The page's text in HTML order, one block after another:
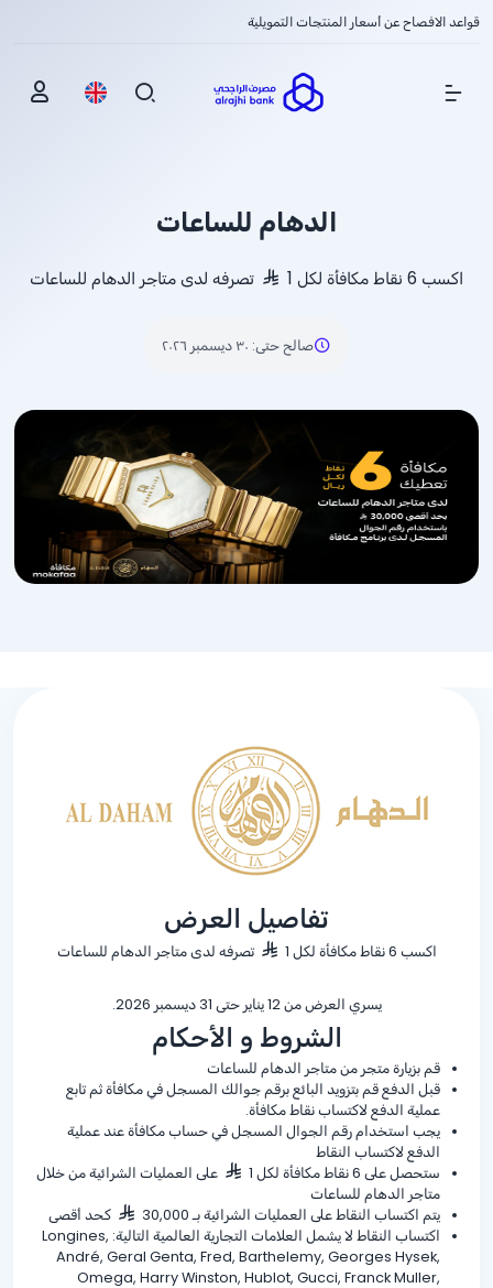
قواعد الافصاح عن أسعار المنتجات التمويلية
Show Menu
الدهام للساعات
اكسب 6 نقاط مكافأة لكل 1 تصرفه لدى متاجر الدهام للساعات
صالح حتى: ٣٠ ديسمبر ٢٠٢٦
تفاصيل العرض
اكسب 6 نقاط مكافأة لكل 1 تصرفه لدى متاجر الدهام للساعات
يسري العرض من 12 يناير حتى 31 ديسمبر 2026.
الشروط و الأحكام
قم بزيارة متجر من متاجر الدهام للساعات
قبل الدفع قم بتزويد البائع برقم جوالك المسجل في مكافأة ثم تابع
عملية الدفع لاكتساب نقاط مكافأة.
يجب استخدام رقم الجوال المسجل في حساب مكافأة عند عملية
الدفع لاكتساب النقاط
ستحصل على 6 نقاط مكافأة لكل 1
على العمليات الشرائية من خلال
متاجر الدهام للساعات
يتم اكتساب النقاط على العمليات الشرائية بـ 30,000
كحد أقصى
اكتساب النقاط لا يشمل العلامات التجارية العالمية التالية: Longines,
André, Geral Genta, Fred, Barthelemy, Georges Hysek,
Omega, Harry Winston, Hublot, Gucci, Franck Muller,